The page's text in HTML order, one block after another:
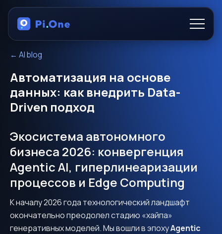
Products
About
RU
← AI blog
Автоматизация на основе
данных: как внедрить Data-
Driven подход
Экосистема автономного
бизнеса 2026: конвергенция
Agentic AI, гиперлинеаризации
процессов и Edge Computing
К началу 2026 года технологический ландшафт
окончательно преодолел стадию «хайпа»
генеративных моделей. Мы вошли в эпохуAgentic